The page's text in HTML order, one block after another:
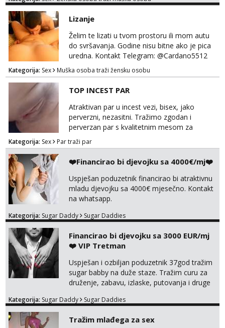
Lizanje
Želim te lizati u tvom prostoru ili mom autu
do svršavanja. Godine nisu bitne ako je pica
uredna. Kontakt Telegram: @Cardano5512
Email: myjohny15@protonmail.com
Kategorija: Sex Muška osoba traži žensku osobu
TOP INCEST PAR
Atraktivan par u incest vezi, bisex, jako
perverzni, nezasitni. Tražimo zgodan i
perverzan par s kvalitetnim mesom za
uživanje u svim vrstama seksa. Diskrecija
obavezna. Samo ozbiljne ponude preko
Whats appa na broj 091 591 3523.
Kategorija: Sex Par traži par
❤️Financirao bi djevojku sa 4000€/mj❤️
Uspješan poduzetnik financirao bi atraktivnu
mladu djevojku sa 4000€ mjesečno. Kontakt
na whatsapp.
Kategorija: Sugar Daddy Sugar Daddies
Financirao bi djevojku sa 3000 EUR/mj
❤️ VIP Tretman
Uspješan i ozbiljan poduzetnik 37god tražim
sugar babby na duže staze. Tražim curu za
druženje, zabavu, izlaske, putovanja i druge
otvorena, komunikativna, zgodna i atraktivna
markodalic37@gmail.com
Kategorija: Sugar Daddy Sugar Daddies
Tražim mlađega za sex